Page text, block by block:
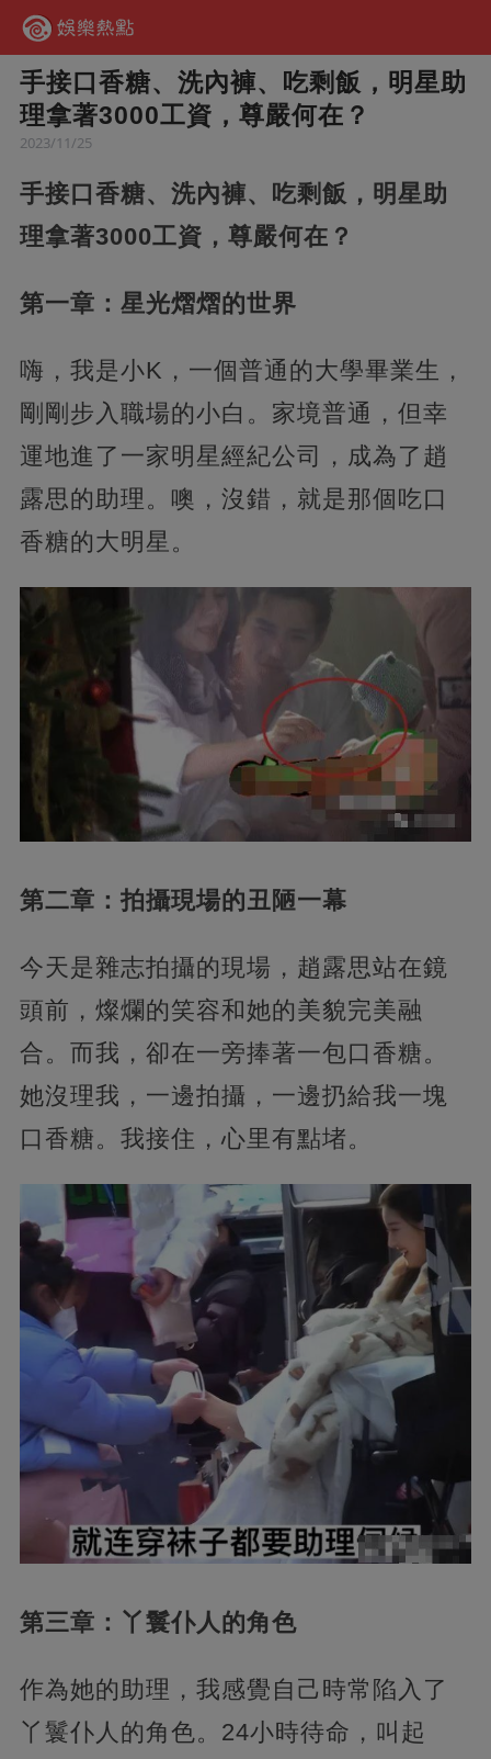
手接口香糖、洗內褲、吃剩飯，明星助
理拿著3000工資，尊嚴何在？
2023/11/25
手接口香糖、洗內褲、吃剩飯，明星助
理拿著3000工資，尊嚴何在？
第一章：星光熠熠的世界
嗨，我是小K，一個普通的大學畢業生，
剛剛步入職場的小白。家境普通，但幸
運地進了一家明星經紀公司，成為了趙
露思的助理。噢，沒錯，就是那個吃口
香糖的大明星。
第二章：拍攝現場的丑陋一幕
今天是雜志拍攝的現場，趙露思站在鏡
頭前，燦爛的笑容和她的美貌完美融
合。而我，卻在一旁捧著一包口香糖。
她沒理我，一邊拍攝，一邊扔給我一塊
口香糖。我接住，心里有點堵。
第三章：丫鬟仆人的角色
作為她的助理，我感覺自己時常陷入了
丫鬟仆人的角色。24小時待命，叫起